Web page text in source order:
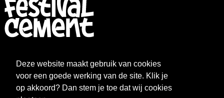
Deze website maakt gebruik van cookies
voor een goede werking van de site. Klik je
op akkoord? Dan stem je toe dat wij cookies
WAT WE DOEN
OVER CEMENT
ARCHIEF
FAQ